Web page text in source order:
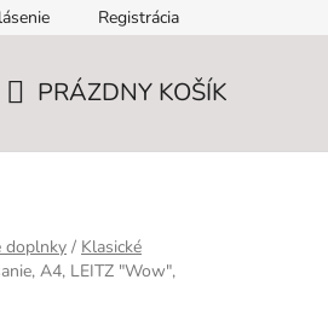
Registrácia
PRÁZDNY KOŠÍK
doplnky / Klasické
A4, LEITZ "Wow",